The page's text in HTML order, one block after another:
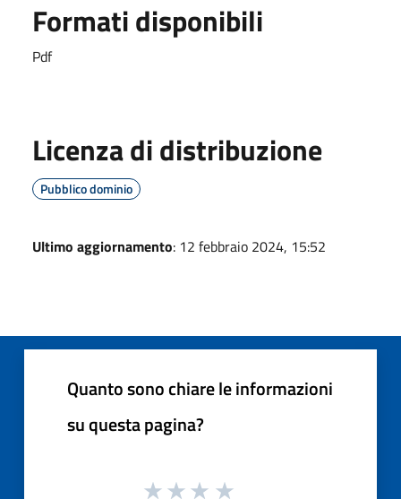
Formati disponibili
Pdf
Licenza di distribuzione
Pubblico dominio
Ultimo aggiornamento: 12 febbraio 2024, 15:52
Quanto sono chiare le informazioni
su questa pagina?